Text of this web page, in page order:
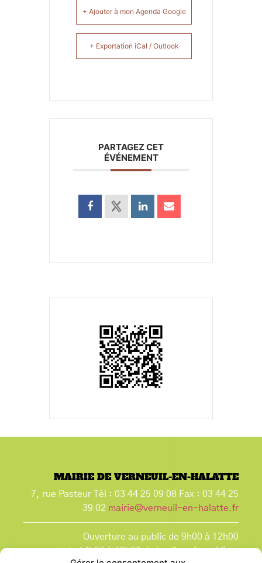
+ Ajouter à mon Agenda Google
+ Exportation iCal / Outlook
PARTAGEZ CET
ÉVÉNEMENT
MAIRIE DE VERNEUIL-EN-HALATTE
7, rue Pasteur Tél : 03 44 25 09 08 Fax : 03 44 25
39 02 mairie@verneuil-en-halatte.fr
Ouverture au public de 9h00 à 12h00
et de 14h00 à 18h00 du lundi après-midi au